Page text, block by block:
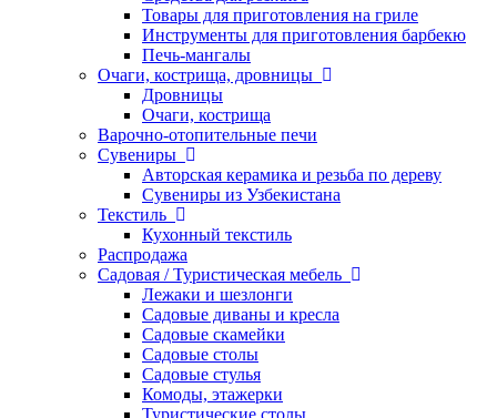
Товары для приготовления на гриле
Инструменты для приготовления барбекю
Печь-мангалы
Очаги, кострища, дровницы
Дровницы
Очаги, кострища
Варочно-отопительные печи
Сувениры
Авторская керамика и резьба по дереву
Сувениры из Узбекистана
Текстиль
Кухонный текстиль
Распродажа
Садовая / Туристическая мебель
Лежаки и шезлонги
Садовые диваны и кресла
Садовые скамейки
Садовые столы
Садовые стулья
Комоды, этажерки
Туристические столы